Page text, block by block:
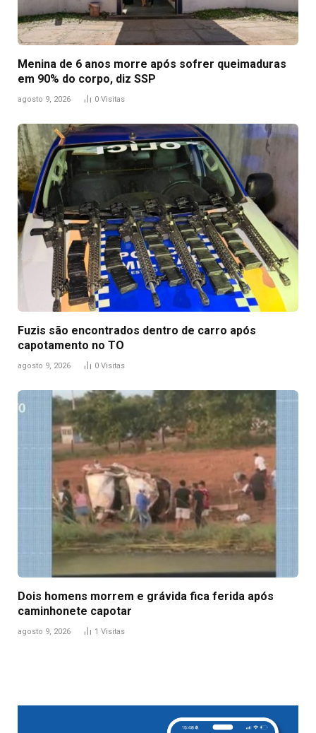
Menina de 6 anos morre após sofrer queimaduras
em 90% do corpo, diz SSP
agosto 9, 2026 0 Visitas
Fuzis são encontrados dentro de carro após
capotamento no TO
agosto 9, 2026 0 Visitas
Dois homens morrem e grávida fica ferida após
caminhonete capotar
agosto 9, 2026 1 Visitas